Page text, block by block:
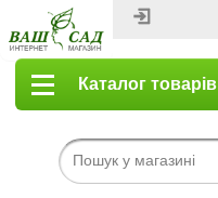
Каталог товарів